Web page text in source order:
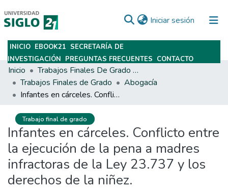
Iniciar sesión (current)
Subir
INICIO EBOOK21 SECRETARÍA DE
INVESTIGACIÓN PREGUNTAS FRECUENTES CONTACTO
Inicio
Trabajos Finales De Grado Y Posgrado
Trabajos Finales de Grado
Abogacía
Infantes en cárceles. Conflicto entre la ejecución de la pena a madres infractoras de la Ley 23.737 y los derechos de la niñez.
Trabajo final de grado
Infantes en cárceles. Conflicto entre
la ejecución de la pena a madres
infractoras de la Ley 23.737 y los
derechos de la niñez.